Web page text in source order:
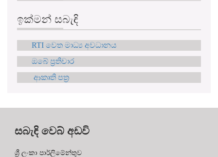
ඉක්මන් සබැඳි
RTI වෙත මාධ්‍ය අවධානය
ඔබේ ප්‍රතිචාර
ආකෘති පත්‍ර
සබැඳි වෙබ් අඩවි
ශ්‍රී ලංකා පාර්ලිමේන්තුව